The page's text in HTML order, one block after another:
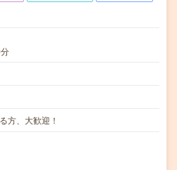
方、大歓迎！